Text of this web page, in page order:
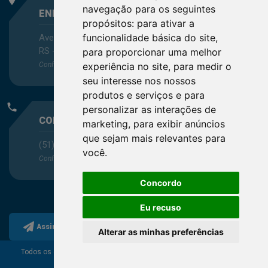
navegação para os seguintes
propósitos: para ativar a
funcionalidade básica do site,
para proporcionar uma melhor
experiência no site, para medir o
seu interesse nos nossos
produtos e serviços e para
personalizar as interações de
marketing, para exibir anúncios
que sejam mais relevantes para
você.
Concordo
Eu recuso
Alterar as minhas preferências
ENDEREÇO
Avenida Itaqui, 45, Bairro Petrópolis, Porto Alegre -
RS - CEP 90460-140
Confira as demaislocalizações no Estado
phone
CONTATO
(51) 3330-5659
Confira os e-mailsaqui
Assine a nossa newsletter
Todos os direitos reservados ao Conselho Regional de